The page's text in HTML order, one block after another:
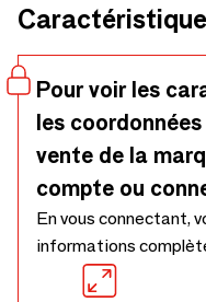
Pour voir les
les
vente de la
compte ou
En vous connectant,
informations